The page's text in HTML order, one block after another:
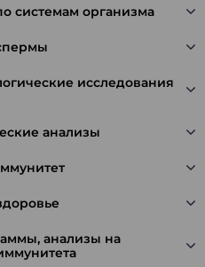
системам организма
исследования
анализы
анализы на